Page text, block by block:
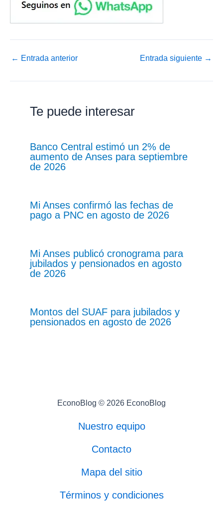
← Entrada anterior Entrada siguiente →
Te puede interesar
Banco Central estimó un 2% de
aumento de Anses para septiembre
de 2026
Mi Anses confirmó las fechas de
pago a PNC en agosto de 2026
Mi Anses publicó cronograma para
jubilados y pensionados en agosto
de 2026
Montos del SUAF para jubilados y
pensionados en agosto de 2026
EconoBlog © 2026 EconoBlog
Nuestro equipo
Contacto
Mapa del sitio
Términos y condiciones